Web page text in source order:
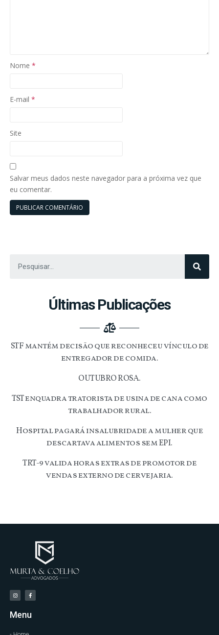
Nome *
E-mail *
Site
Salvar meus dados neste navegador para a próxima vez que
eu comentar.
Últimas Publicações
STF mantém decisão que reconheceu vínculo de
entregador de comida.
OUTUBRO ROSA.
TST enquadra tratorista de usina de cana como
trabalhador rural.
Hospital pagará insalubridade a mulher que
descartava alimentos sem EPI.
TRT-9 valida horas extras de promotor de
vendas externo de cervejaria.
Menu